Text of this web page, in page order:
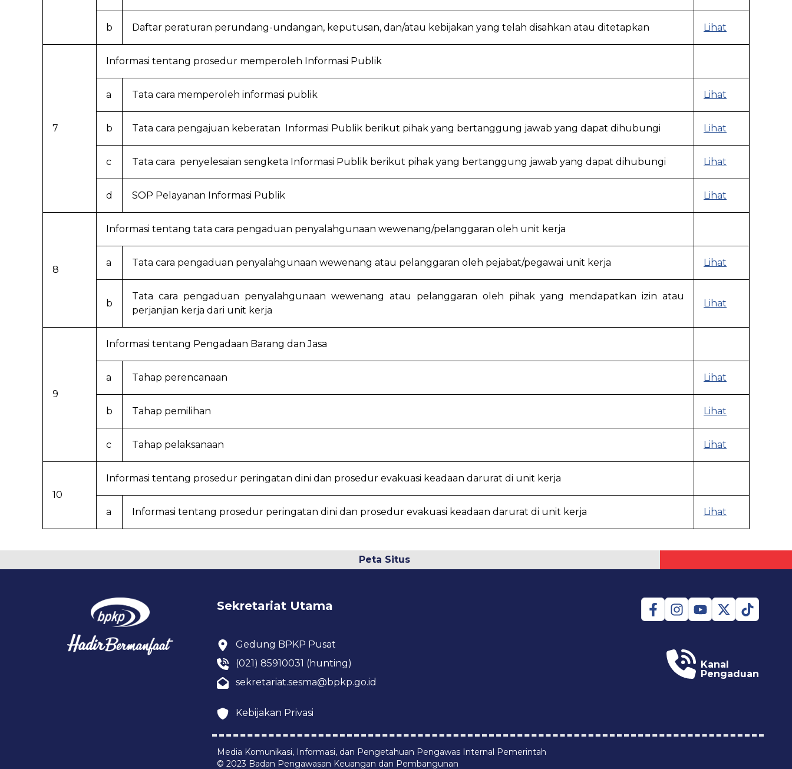
b Daftar peraturan perundang-undangan, keputusan, dan/atau kebijakan yang telah disahkan atau ditetapkan Lihat
7
Informasi tentang prosedur memperoleh Informasi Publik
a Tata cara memperoleh informasi publik Lihat
b Tata cara pengajuan keberatan Informasi Publik berikut pihak yang bertanggung jawab yang dapat dihubungi Lihat
c Tata cara penyelesaian sengketa Informasi Publik berikut pihak yang bertanggung jawab yang dapat dihubungi Lihat
d SOP Pelayanan Informasi Publik Lihat
8
Informasi tentang tata cara pengaduan penyalahgunaan wewenang/pelanggaran oleh unit kerja
a Tata cara pengaduan penyalahgunaan wewenang atau pelanggaran oleh pejabat/pegawai unit kerja Lihat
b
Tata cara pengaduan penyalahgunaan wewenang atau pelanggaran oleh pihak yang mendapatkan izin atau
perjanjian kerja dari unit kerja
Lihat
9
Informasi tentang Pengadaan Barang dan Jasa
a Tahap perencanaan Lihat
b Tahap pemilihan Lihat
c Tahap pelaksanaan Lihat
10
Informasi tentang prosedur peringatan dini dan prosedur evakuasi keadaan darurat di unit kerja
a Informasi tentang prosedur peringatan dini dan prosedur evakuasi keadaan darurat di unit kerja Lihat
Peta Situs
Sekretariat Utama
Gedung BPKP Pusat
(021) 85910031 (hunting)
sekretariat.sesma@bpkp.go.id
Kebijakan Privasi
Kanal
Pengaduan
Media Komunikasi, Informasi, dan Pengetahuan Pengawas Internal Pemerintah
© 2023 Badan Pengawasan Keuangan dan Pembangunan